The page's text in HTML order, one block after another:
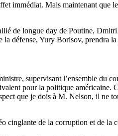
immédiat. Mais maintenant
de longue day de Poutine,
la défense, Yury Borisov, prendra
supervisant l’ensemble du
pour la politique américaine.
que je dois à M. Nelson, il ne
de la corruption et de la